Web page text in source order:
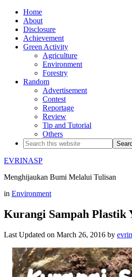
Home
About
Disclosure
Achievement
Green Activity
Agriculture
Environment
Forestry
Random
Advertisement
Contest
Reportage
Review
Tip and Tutorial
Others
EVRINASP
Menghijaukan Bumi Melalui Tulisan
in Environment
Kurangi Sampah Plastik
Last Updated on March 26, 2016 by